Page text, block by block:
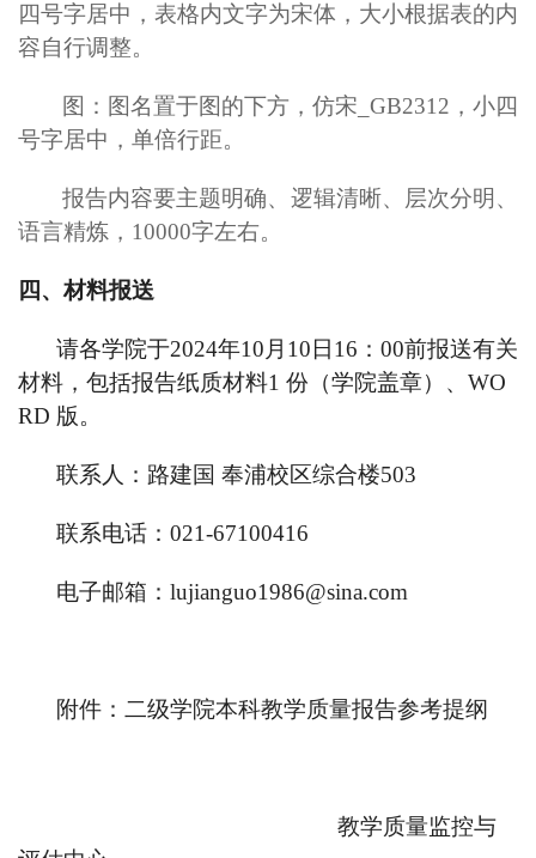
四号字居中，表格内文字为宋体，大小根据表的内
容自行调整。
图：图名置于图的下方，仿宋_GB2312，小四
号字居中，单倍行距。
报告内容要主题明确、逻辑清晰、层次分明、
语言精炼，10000字左右。
四、材料报送
请各学院于2024年10月10日16：00前报送有关
材料，包括报告纸质材料1 份（学院盖章）、WO
RD 版。
联系人：路建国 奉浦校区综合楼503
联系电话：021-67100416
电子邮箱：lujianguo1986@sina.com
附件：二级学院本科教学质量报告参考提纲
教学质量监控与